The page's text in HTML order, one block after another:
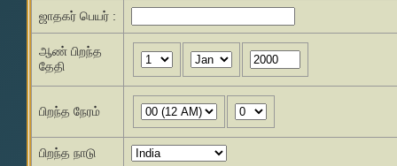
ஜாதகர் பெயர் :
ஆண் பிறந்த
தேதி
பிறந்த நேரம்
பிறந்த நாடு